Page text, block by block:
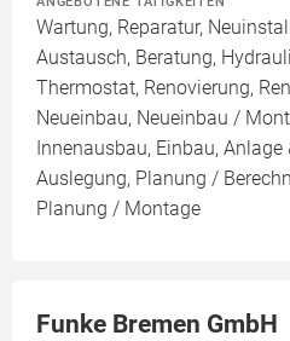
Wartung, Reparatur,
Austausch, Beratung,
Thermostat, Renovierung,
Neueinbau, Neueinbau /
Innenausbau, Einbau,
Auslegung, Planung /
Planung / Montage
Funke Bremen GmbH